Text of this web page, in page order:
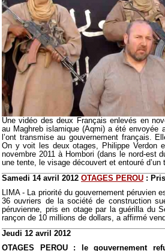
Une vidéo des deux Français enlevés en
au Maghreb islamique (Aqmi) a été envoyée
l’ont transmise au gouvernement français.
On y voit les deux otages, Philippe Verdon
novembre 2011 à Hombori (dans le nord-est
une tente, le visage découvert et entouré d’un
Samedi 14 avril 2012 OTAGES PEROU :
LIMA - La priorité du gouvernement péruvien
36 ouvriers de la société de construction
péruvienne, pris en otage par la guérilla du
rançon de 10 millions de dollars, a affirmé
Jeudi 12 avril 2012
OTAGES PEROU : le gouvernement